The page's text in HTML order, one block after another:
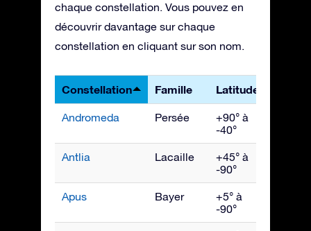
chaque constellation. Vous pouvez en
découvrir davantage sur chaque
constellation en cliquant sur son nom.
Constellation Famille Latitudes
Andromeda Persée
+90° à
-40°
Antlia Lacaille
+45° à
-90°
Apus Bayer
+5° à
-90°